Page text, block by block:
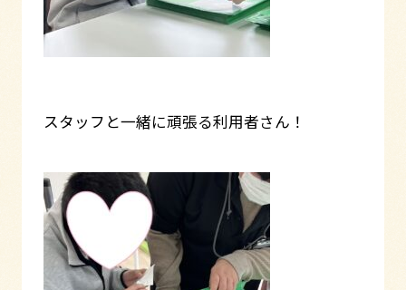
スタッフと一緒に頑張る利用者さん！